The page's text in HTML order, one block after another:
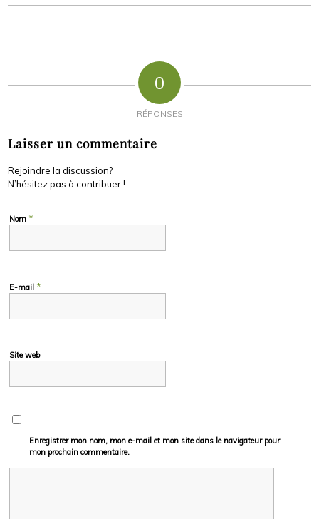
0
RÉPONSES
Laisser un commentaire
Rejoindre la discussion?
N’hésitez pas à contribuer !
Nom *
E-mail *
Site web
Enregistrer mon nom, mon e-mail et mon site dans le navigateur pour
mon prochain commentaire.